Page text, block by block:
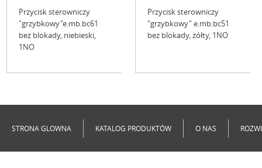
Przycisk sterowniczy
"grzybkowy"e.mb.bc61
bez blokady, niebieski,
1NO
Przycisk sterowniczy
"grzybkowy" e.mb.bc51
bez blokady, żółty, 1NO
STRONA GLOWNA KATALOG PRODUKTÓW O NAS